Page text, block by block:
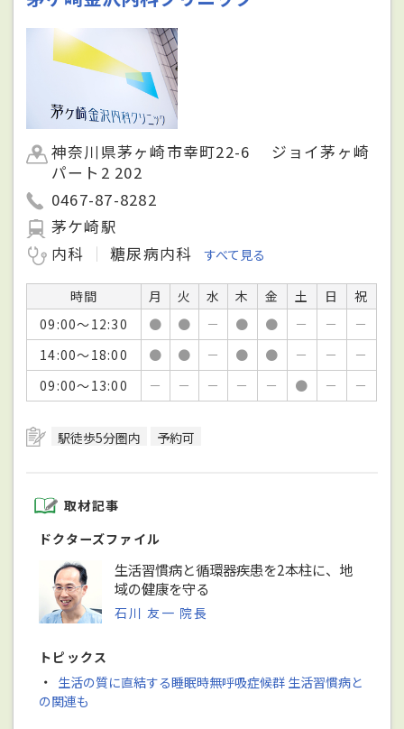
神奈川県茅ヶ崎市幸町22-6 ジョイ茅ヶ崎
パート2 202
0467-87-8282
茅ケ崎駅
内科
糖尿病内科 すべて見る
時間 月 火 水 木 金 土 日
祝
09:00～12:30
● ● － ● ● － －
－
14:00～18:00
● ● － ● ● － －
－
09:00～13:00
－ － － － － ● － －
駅徒歩5分圏内 予約可
取材記事
ドクターズファイル
生活習慣病と循環器疾患を2本柱に、地
域の健康を守る
石川 友一 院長
トピックス
・ 生活の質に直結する睡眠時無呼吸症候群 生活習慣病と
の関連も